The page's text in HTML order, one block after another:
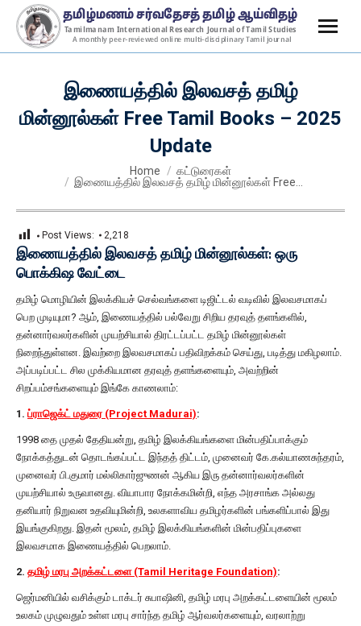
இணையத்தில் இலவசத் தமிழ்
மின்னூல்கள் Free Tamil Books – 2025
Update
Home
கட்டுரைகள்
இணையத்தில் இலவசத் தமிழ் மின்னூல்கள் Free…
Post Views: 2,218
இணையத்தில் இலவசத் தமிழ் மின்னூல்கள்: ஒரு
பொக்கிஷ வேட்டை
தமிழ் மொழியின் இலக்கியச் செல்வங்களை டிஜிட்டல் வடிவில் இலவசமாகப்
பெற முடியுமா? ஆம், இணையத்தில் பல்வேறு சிறிய தரவுத் தளங்களில்,
தன்னார்வலர்களின் முயற்சியால் திரட்டப்பட்ட தமிழ் மின்னூல்கள்
நிறைந்துள்ளன. இவற்றை இலவசமாகப் பதிவிறக்கம் செய்து, படித்து மகிழலாம்.
அப்படிப்பட்ட சில முக்கியமான தரவுத் தளங்களையும், அவற்றின்
சிறப்பம்சங்களையும் இங்கே காணலாம்:
1. ப்ராஜெக்ட் மதுரை (Project Madurai):
1998 தை முதல் தேதியன்று, தமிழ் இலக்கியங்களை மின்பதிப்பாக்கும்
நோக்கத்துடன் தொடங்கப்பட்ட இந்தத் திட்டம், முனைவர் கே.கல்யாணசுந்தரம்,
முனைவர் பி.குமார் மல்லிகார்ஜுணன் ஆகிய இரு தன்னார்வலர்களின்
முயற்சியால் உருவானது. வியாபார நோக்கமின்றி, எந்த அரசாங்க அல்லது
தனியார் நிறுவன உதவியுமின்றி, உலகளாவிய தமிழர்களின் பங்களிப்பால் இது
இயங்குகிறது. இதன் மூலம், தமிழ் இலக்கியங்களின் மின்பதிப்புகளை
இலவசமாக இணையத்தில் பெறலாம்.
2. தமிழ் மரபு அறக்கட்டளை (Tamil Heritage Foundation):
ஜெர்மனியில் வசிக்கும் டாக்டர் சுபாஷினி, தமிழ் மரபு அறக்கட்டளையின் மூலம்
உலகம் முழுவதும் உள்ள மரபு சார்ந்த தமிழ் ஆர்வலர்களையும், வரலாற்று